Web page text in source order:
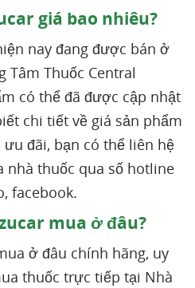
giá bao nhiêu?
nay đang được bán ở
Tâm Thuốc Central
có thể đã được cập nhật
chi tiết về giá sản phẩm
đãi, bạn có thể liên hệ
nhà thuốc qua số hotline
facebook.
mua ở đâu?
ở đâu chính hãng, uy
thuốc trực tiếp tại Nhà